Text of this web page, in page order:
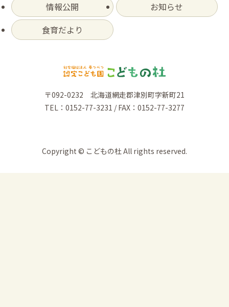
情報公開
お知らせ
食育だより
〒092-0232 北海道網走郡津別町字新町21
TEL：0152-77-3231 / FAX：0152-77-3277
Copyright © こどもの杜 All rights reserved.